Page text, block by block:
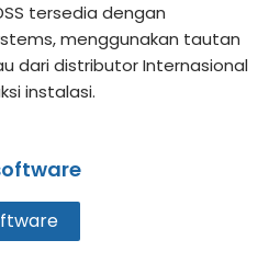
tersedia dengan
menggunakan tautan
dari distributor Internasional
instalasi.